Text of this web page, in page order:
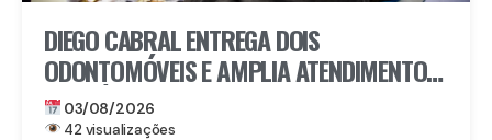
DIEGO CABRAL ENTREGA DOIS
ODONTOMÓVEIS E AMPLIA ATENDIMENTO
DE SAÚDE BUCAL EM CAMARAGIBE
03/08/2026
42 visualizações